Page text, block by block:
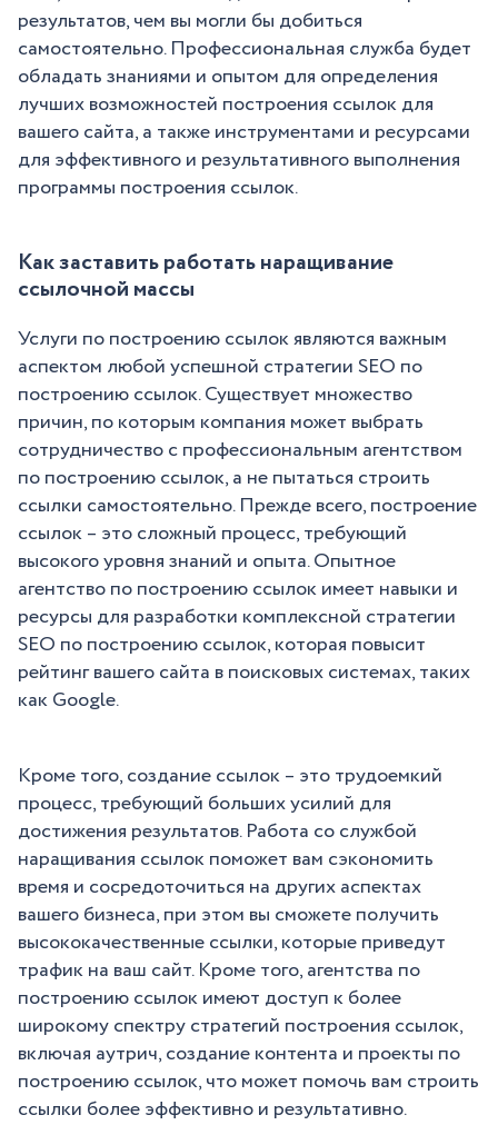
результатов, чем вы могли бы добиться
самостоятельно. Профессиональная служба будет
обладать знаниями и опытом для определения
лучших возможностей построения ссылок для
вашего сайта, а также инструментами и ресурсами
для эффективного и результативного выполнения
программы построения ссылок.
Как заставить работать наращивание
ссылочной массы
Услуги по построению ссылок являются важным
аспектом любой успешной стратегии SEO по
построению ссылок. Существует множество
причин, по которым компания может выбрать
сотрудничество с профессиональным агентством
по построению ссылок, а не пытаться строить
ссылки самостоятельно. Прежде всего, построение
ссылок – это сложный процесс, требующий
высокого уровня знаний и опыта. Опытное
агентство по построению ссылок имеет навыки и
ресурсы для разработки комплексной стратегии
SEO по построению ссылок, которая повысит
рейтинг вашего сайта в поисковых системах, таких
как Google.
Кроме того, создание ссылок – это трудоемкий
процесс, требующий больших усилий для
достижения результатов. Работа со службой
наращивания ссылок поможет вам сэкономить
время и сосредоточиться на других аспектах
вашего бизнеса, при этом вы сможете получить
высококачественные ссылки, которые приведут
трафик на ваш сайт. Кроме того, агентства по
построению ссылок имеют доступ к более
широкому спектру стратегий построения ссылок,
включая аутрич, создание контента и проекты по
построению ссылок, что может помочь вам строить
ссылки более эффективно и результативно.